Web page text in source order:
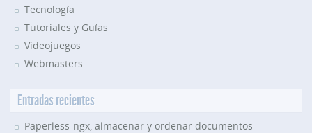
Tecnología
Tutoriales y Guías
Videojuegos
Webmasters
Entradas recientes
Paperless-ngx, almacenar y ordenar documentos